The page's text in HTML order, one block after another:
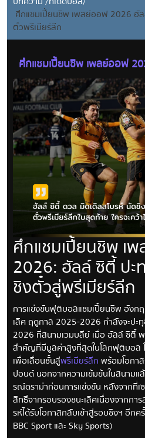
ศึกแชมเปี้ยนชิพ เพลย์ออฟ 2026 ฮัล
ตั๋วพรีเมียร์ลีก
ศึกแชมเปี้ยนชิพ เพลย์ออฟ
เดิลสโบรห์ ชิงตั๋วพรีเมียร์ลีก
ศึกแชมเปี้ยนชิพ เ
2026: ฮัลล์ ซิตี้ ปะ
ชิงตั๋วสู่พรีเมียร์ลีก
การแข่งขันฟุตบอลแชมเปี้ยนชิพ อังก
เลิศ ฤดูกาล 2025-2026 กำลังจะป
2026 ที่สนามเวมบลีย์ เมื่อ ฮัลล์ ซิตี้
สำคัญที่มีมูลค่าสูงที่สุดในโลกฟุตบอล
เพื่อเลื่อนชั้นสู่พรีเมียร์ลีก พร้อมโอกา
ปอนด์ นอกจากความเข้มข้นในสนาม
รณ์ดราม่าก่อนการแข่งขัน หลังจากที่
สิทธิ์จากรอบรองชนะเลิศเนื่องจากกา
รห์ได้รับโอกาสกลับเข้าสู่รอบชิงฯ อีก
BBC Sport และ Sky Sports)